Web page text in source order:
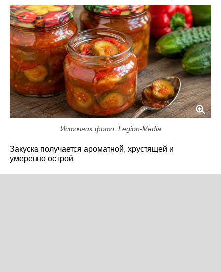
Источник фото: Legion-Media
Закуска получается ароматной, хрустящей и
умеренно острой.